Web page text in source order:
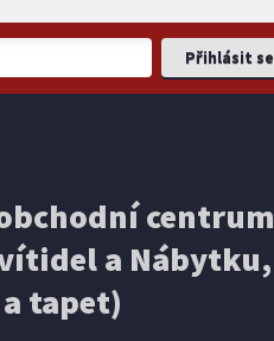
Kč Přidat do košíku
KOLOBĚŽKA
PRO-III
centrum
a Nábytku,
tapet)